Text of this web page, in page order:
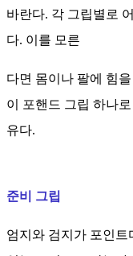
바란다. 각 그립별로
다. 이를 모른
다면 몸이나 팔에 힘
이 포핸드 그립 하나
유다.
준비 그립
엄지와 검지가 포인